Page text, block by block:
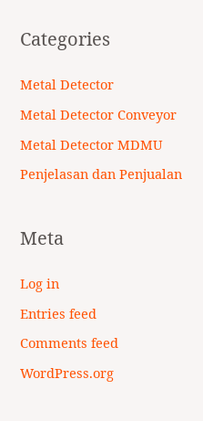
Categories
Metal Detector
Metal Detector Conveyor
Metal Detector MDMU
Penjelasan dan Penjualan
Meta
Log in
Entries feed
Comments feed
WordPress.org